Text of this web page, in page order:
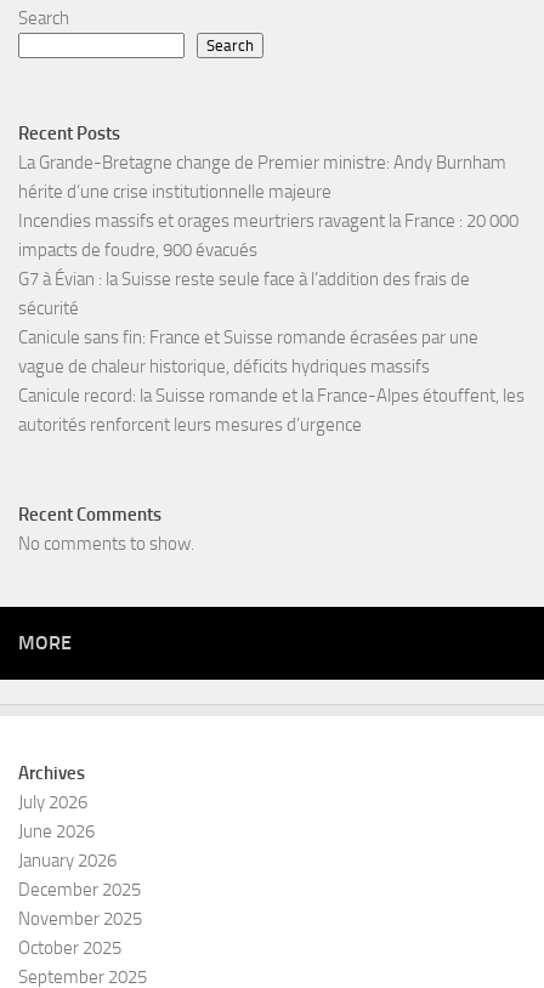
Search
Search
Recent Posts
La Grande-Bretagne change de Premier ministre: Andy Burnham
hérite d’une crise institutionnelle majeure
Incendies massifs et orages meurtriers ravagent la France : 20 000
impacts de foudre, 900 évacués
G7 à Évian : la Suisse reste seule face à l’addition des frais de
sécurité
Canicule sans fin: France et Suisse romande écrasées par une
vague de chaleur historique, déficits hydriques massifs
Canicule record: la Suisse romande et la France-Alpes étouffent, les
autorités renforcent leurs mesures d’urgence
Recent Comments
No comments to show.
MORE
Archives
July 2026
June 2026
January 2026
December 2025
November 2025
October 2025
September 2025